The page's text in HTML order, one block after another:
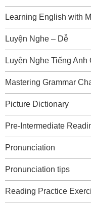
Learning English with
Luyện Nghe – Dễ
Luyện Nghe Tiếng
Mastering Grammar
Picture Dictionary
Pre-Intermediate
Pronunciation
Pronunciation tips
Reading Practice